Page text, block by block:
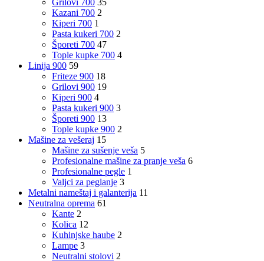
Kazani 700 2
Kiperi 700 1
Pasta kukeri 700 2
Šporeti 700 47
Tople kupke 700 4
Linija 900 59
Friteze 900 18
Grilovi 900 19
Kiperi 900 4
Pasta kukeri 900 3
Šporeti 900 13
Tople kupke 900 2
Mašine za vešeraj 15
Mašine za sušenje veša 5
Profesionalne mašine za pranje veša 6
Profesionalne pegle 1
Valjci za peglanje 3
Metalni nameštaj i galanterija 11
Neutralna oprema 61
Kante 2
Kolica 12
Kuhinjske haube 2
Lampe 3
Neutralni stolovi 2